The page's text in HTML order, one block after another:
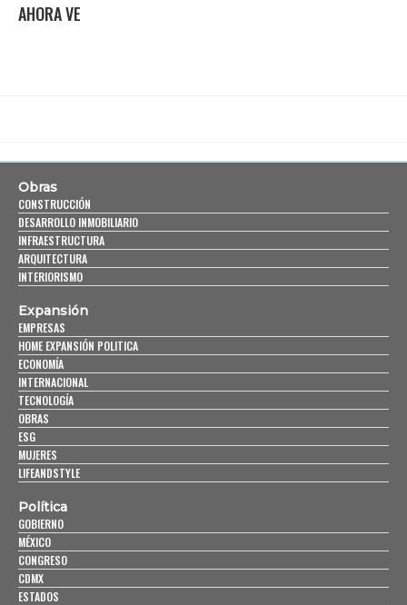
AHORA VE
Obras
CONSTRUCCIÓN
DESARROLLO INMOBILIARIO
INFRAESTRUCTURA
ARQUITECTURA
INTERIORISMO
Expansión
EMPRESAS
HOME EXPANSIÓN POLITICA
ECONOMÍA
INTERNACIONAL
TECNOLOGÍA
OBRAS
ESG
MUJERES
LIFEANDSTYLE
Política
GOBIERNO
MÉXICO
CONGRESO
CDMX
ESTADOS